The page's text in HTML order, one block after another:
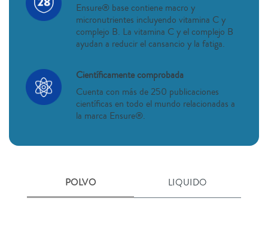
Ensure® base contiene macro y
micronutrientes incluyendo vitamina C y
complejo B. La vitamina C y el complejo B
ayudan a reducir el cansancio y la fatiga.
Científicamente comprobada
Cuenta con más de 250 publicaciones
científicas en todo el mundo relacionadas a
la marca Ensure®.
POLVO LIQUIDO